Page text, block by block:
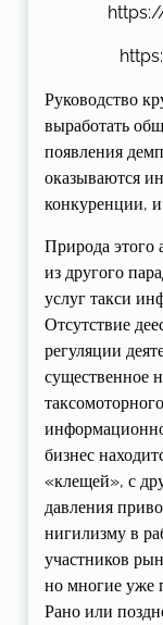
Руководство
выработать
появления
оказываются
конкуренции,
Природа этого
из другого
услуг такси
Отсутствие
регуляции
существенное
бизнес
«клещей», с
давления
нигилизму в
участников
но многие уже
Рано или